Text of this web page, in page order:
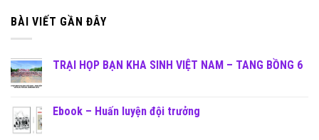
BÀI VIẾT GẦN ĐÂY
TRẠI HỌP BẠN KHA SINH VIỆT NAM – TANG BỒNG 6
Ebook – Huấn luyện đội trưởng